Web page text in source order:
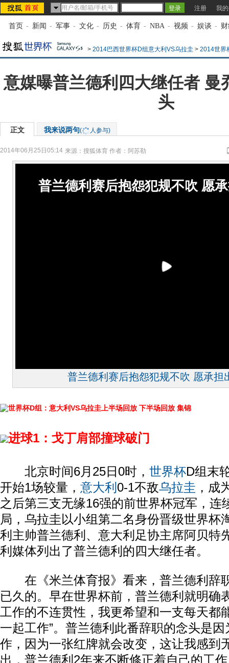
注册 我
首页 - 新闻 - 军事 - 文化 - 历史 - 体育 - NBA - 视频 - 娱谈 -
> 2014巴西世界杯D组意大利VS乌拉圭 > 2014世界
意媒曝普兰德利四大继任者 曼
头
正文 我来说两句( 人参与)
2014年06月25日05:14 来源： 搜狐体育 作者：阿苏勒
普兰德利赛后抱怨犯规不吹 愿
普兰德利赛后抱怨犯规不吹 愿承担
世界杯D组：意大利VS乌拉圭上半场回放 下半场回放 集锦
进球1：戈丁肩部撞球破门
北京时间6月25日0时， 世界杯D组末
开始1场较量， 意大利 0-1不敌乌拉圭 ，成
之后第三支无缘16强的前世界杯冠军，连
局，乌拉圭以小组第二名身份晋级世界杯
利主帅普兰德利、意大利足协主席阿贝特
利媒体列出了普兰德利的四大继任者。
在《米兰体育报》看来，普兰德利辞
已久的。早在世界杯前，普兰德利就明确
工作的不连贯性，我更希望和一支每天都
一起工作”。普兰德利此番辞职的念头是因
作，因为一张红牌就会改变，这让我感到
出，普兰德利2年来不断修正着自己的工